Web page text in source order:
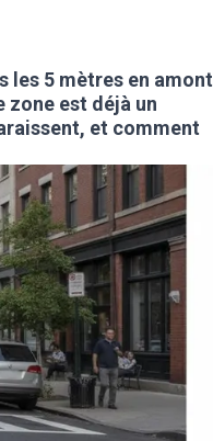
les 5 mètres en amont
zone est déjà un
et comment